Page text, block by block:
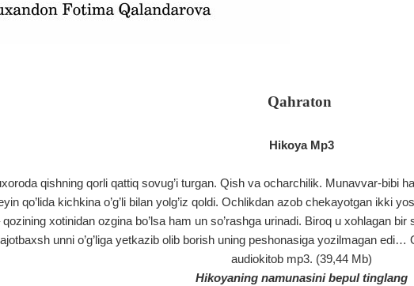
Qahraton
Hikoya Mp3
qishning qorli qattiq sovug’i turgan. Qish va ocharchilik. Munavvar-bibi
qo’lida kichkina o’g’li bilan yolg’iz qoldi. Ochlikdan azob chekayotgan ikki
qozining xotinidan ozgina bo’lsa ham un so’rashga urinadi. Biroq u xohlagan
unni o’g’liga yetkazib olib borish uning peshonasiga yozilmagan
audiokitob mp3. (39,44 Mb)
Hikoyaning namunasini bepul tinglang